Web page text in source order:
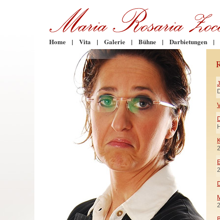
Home | Vita | Galerie | Bühne | Darbietungen |